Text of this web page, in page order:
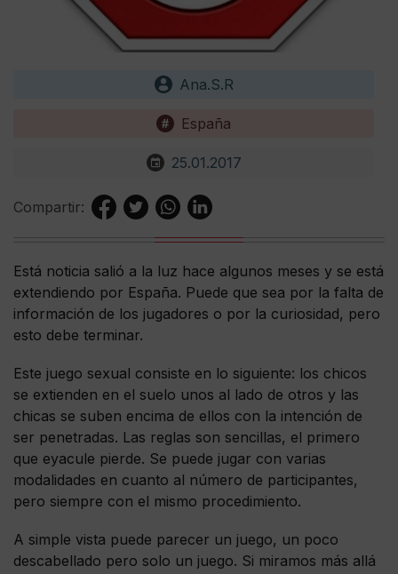
Ana.S.R
España
25.01.2017
Compartir:
Está noticia salió a la luz hace algunos meses y se está
extendiendo por España. Puede que sea por la falta de
información de los jugadores o por la curiosidad, pero
esto debe terminar.
Este juego sexual consiste en lo siguiente: los chicos
se extienden en el suelo unos al lado de otros y las
chicas se suben encima de ellos con la intención de
ser penetradas. Las reglas son sencillas, el primero
que eyacule pierde. Se puede jugar con varias
modalidades en cuanto al número de participantes,
pero siempre con el mismo procedimiento.
A simple vista puede parecer un juego, un poco
descabellado pero solo un juego. Si miramos más allá